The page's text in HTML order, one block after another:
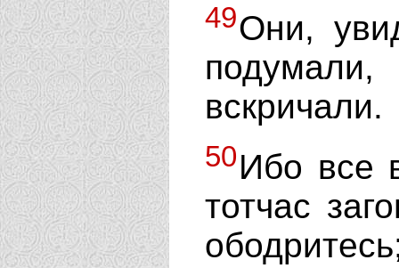
49Они,
вскричали.
50Ибо все
тотчас